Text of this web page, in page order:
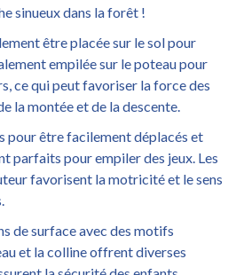
sinueux dans la forêt !
être placée sur le sol pour
empilée sur le poteau pour
ce qui peut favoriser la force des
la montée et de la descente.
pour être facilement déplacés et
parfaits pour empiler des jeux. Les
favorisent la motricité et le sens
de surface avec des motifs
et la colline offrent diverses